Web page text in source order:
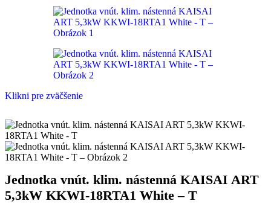
Klikni pre zväčšenie
Jednotka vnút. klim. nástenná KAISAI ART
5,3kW KKWI-18RTA1 White – T